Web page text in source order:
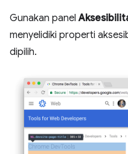
Gunakan panel
menyelidiki properti
dipilih.